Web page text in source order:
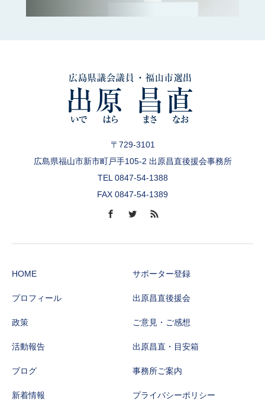
〒729-3101
広島県福山市新市町戸手105-2 出原昌直後援会事務所
TEL 0847-54-1388
FAX 0847-54-1389
HOME
プロフィール
政策
活動報告
ブログ
新着情報
サポーター登録
出原昌直後援会
ご意見・ご感想
出原昌直・目安箱
事務所ご案内
プライバシーポリシー